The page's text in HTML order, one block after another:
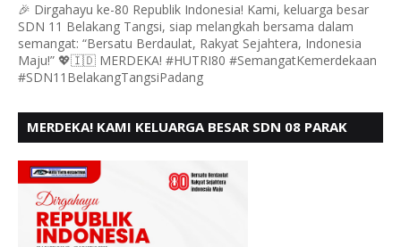
🎉 Dirgahayu ke-80 Republik Indonesia! Kami, keluarga besar
SDN 11 Belakang Tangsi, siap melangkah bersama dalam
semangat: “Bersatu Berdaulat, Rakyat Sejahtera, Indonesia
Maju!” 💖🇮🇩 MERDEKA! #HUTRI80 #SemangatKemerdekaan
#SDN11BelakangTangsiPadang
MERDEKA! KAMI KELUARGA BESAR SDN 08 PARAK
- 80,